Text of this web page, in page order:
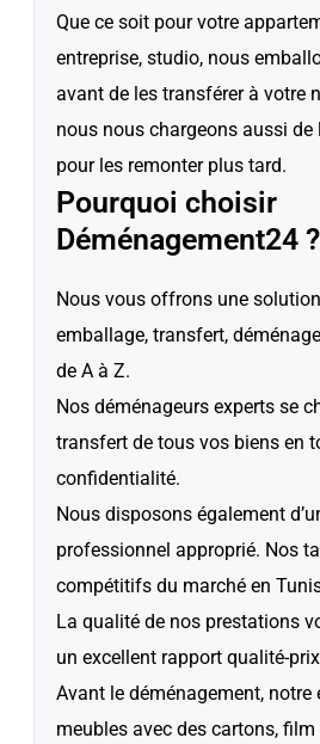
Que ce soit pour votre
entreprise, studio, nous
avant de les transférer à votre
nous nous chargeons aussi de
pour les remonter plus tard.
Pourquoi choisir
Déménagement24 ?
Nous vous offrons une
emballage, transfert,
de A à Z.
Nos déménageurs experts se
transfert de tous vos biens en
confidentialité.
Nous disposons également
professionnel approprié. Nos
compétitifs du marché en
La qualité de nos prestations
un excellent rapport qualité-
Avant le déménagement, notre
meubles avec des cartons, film